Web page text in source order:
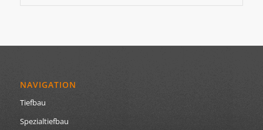
NAVIGATION
Tiefbau
Spezialtiefbau